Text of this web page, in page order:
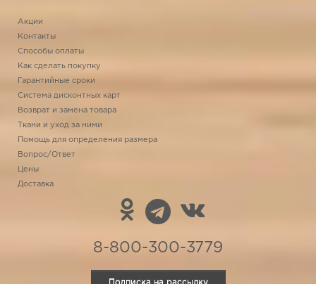
Акции
Контакты
Способы оплаты
Как сделать покупку
Гарантийные сроки
Система дисконтных карт
Возврат и замена товара
Ткани и уход за ними
Помощь для определения размера
Вопрос/Ответ
Цены
Доставка
8-800-300-3779
Подписка на рассылку